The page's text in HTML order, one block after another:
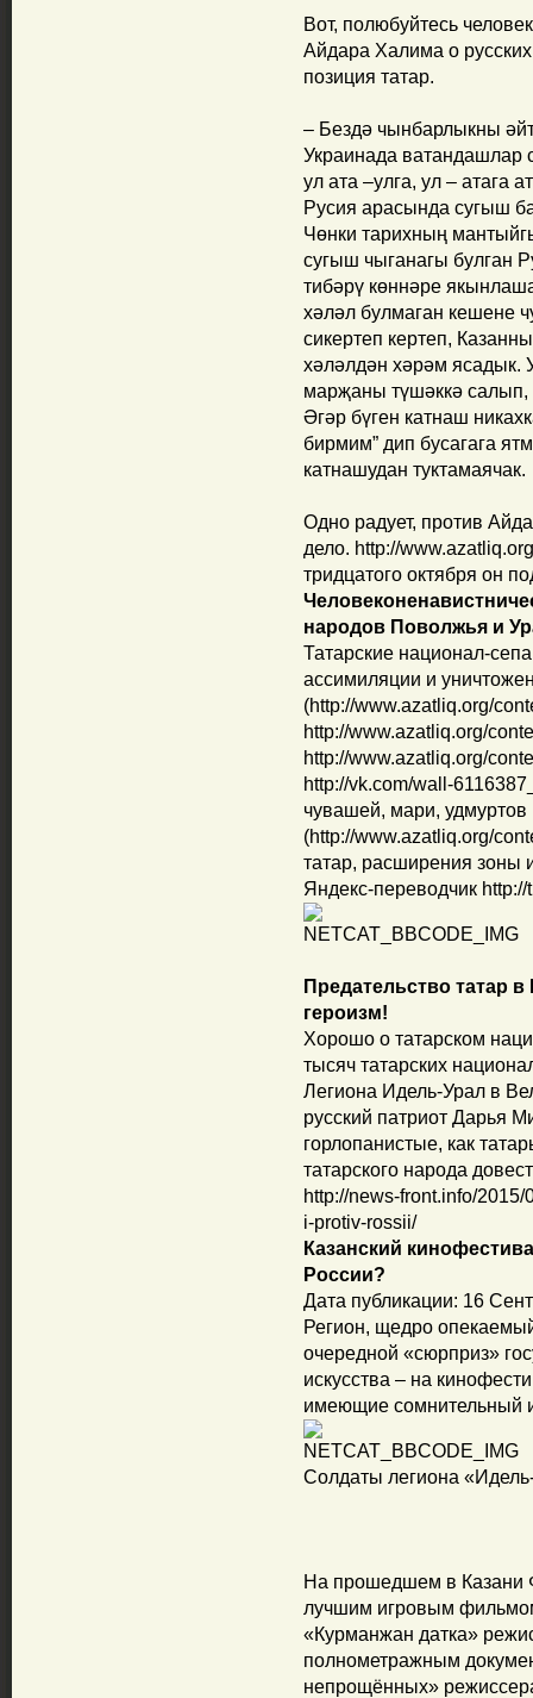
Вот, полюбуйтесь
Айдара Халима о
позиция татар.
– Бездә чынбарлыкны
Украинада
ул ата –улга, ул – атага
Русия арасында сугыш
Чөнки тарихның
сугыш чыганагы булган
тибәрү көннәре
хәләл булмаган кешене
сикертеп кертеп,
хәләлдән хәрәм ясадык.
марҗаны түшәккә салып,
Әгәр бүген катнаш
бирмим” дип бусагага
катнашудан туктамаячак.
Одно радует, против
дело. http://
тридцатого октября он
народов Поволжья и
Татарские национал-
ассимиляции и
(http://www.azatliq.org/
http://www.azatliq.org/
http://www.azatliq.org/
http://vk.com/wall-
чувашей, мари, удмуртов
(http://www.azatliq.org/
татар, расширения зоны
Яндекс-переводчик
Предательство татар
героизм!
Хорошо о татарском
тысяч татарских
Легиона Идель-Урал в
русский патриот Дарья
горлопанистые, как
татарского народа
http://news-front.info/
i-protiv-rossii/
Казанский
России?
Дата публикации: 16
Регион, щедро
очередной «сюрприз»
искусства – на
имеющие сомнительный
Солдаты легиона
На прошедшем в Казани
лучшим игровым
«Курманжан датка»
полнометражным
непрощённых»